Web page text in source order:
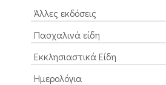
Άλλες εκδόσεις
Πασχαλινά είδη
Εκκλησιαστικά Είδη
Ημερολόγια